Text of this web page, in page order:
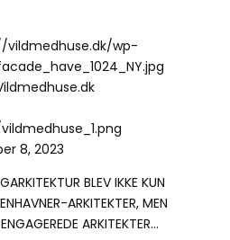
vildmedhuse.dk/wp-
8, 2023
BLEV IKKE KUN
ARKITEKTER, MEN
ARKITEKTER…